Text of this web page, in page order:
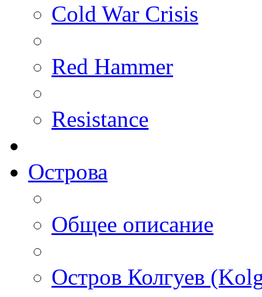
Cold War Crisis
Red Hammer
Resistance
Острова
Общее описание
Остров Колгуев